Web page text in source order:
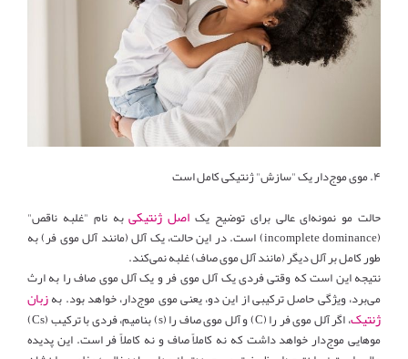
۴. موی موج‌دار یک "سازش" ژنتیکی کامل است
حالت مو نمونه‌ای عالی برای توضیح یک اصل ژنتیکیبه نام "غلبه ناقص"
(incomplete dominance) است. در این حالت، یک آلل (مانند آلل موی فر) به
طور کامل بر آلل دیگر (مانند آلل موی صاف) غلبه نمی‌کند.
نتیجه این است که وقتی فردی یک آلل موی فر و یک آلل موی صاف را به ارث
می‌برد، ویژگی حاصل ترکیبی از این دو، یعنی موی موج‌دار، خواهد بود. بهزبان
ژنتیک
، اگر آلل موی فر را (C) و آلل موی صاف را (s) بنامیم، فردی با ترکیب (Cs)
موهایی موج‌دار خواهد داشت که نه کاملاً صاف و نه کاملاً فر است. این پدیده